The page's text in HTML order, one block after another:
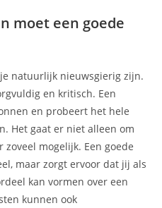
moet een goede
natuurlijk nieuwsgierig zijn.
en kritisch. Een
en probeert het hele
Het gaat er niet alleen om
mogelijk. Een goede
maar zorgt ervoor dat jij als
kan vormen over een
kunnen ook